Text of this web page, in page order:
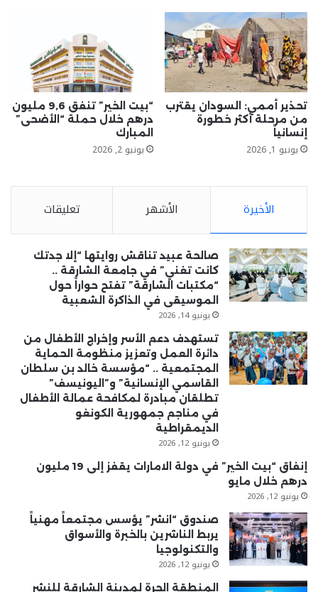
تحذير أممي: السودان يقترب
من مرحلة أكثر خطورة
إنسانياً
يونيو 1, 2026
“بيت الخير” تنفق 9,6 مليون
درهم خلال حملة “الأضحى”
المبارك
يونيو 2, 2026
الأخيرة الأشهر تعليقات
صالحة عبيد تناقش روايتها “إلا جدتك
كانت تغني” في جامعة الشارقة ..
“مكتبات الشارقة” تفتح حواراً حول
الموسيقى في الذاكرة الشعبية
يونيو 14, 2026
تستهدف دعم الأسر وإخراج الأطفال من
دائرة العمل وتعزيز منظومة الحماية
المجتمعية .. “مؤسسة خالد بن سلطان
القاسمي الإنسانية” و”اليونيسف”
تطلقان مبادرة لمكافحة عمالة الأطفال
في مناجم جمهورية الكونغو
الديمقراطية
يونيو 12, 2026
إنفاق “بيت الخير” في دولة الامارات يقفز إلى 19 مليون
درهم خلال مايو
يونيو 12, 2026
صندوق “انشر” يؤسس مجتمعاً مهنياً
يربط الناشرين بالخبرة والأسواق
والتكنولوجيا
يونيو 12, 2026
المنطقة الحرة لمدينة الشارقة للنشر